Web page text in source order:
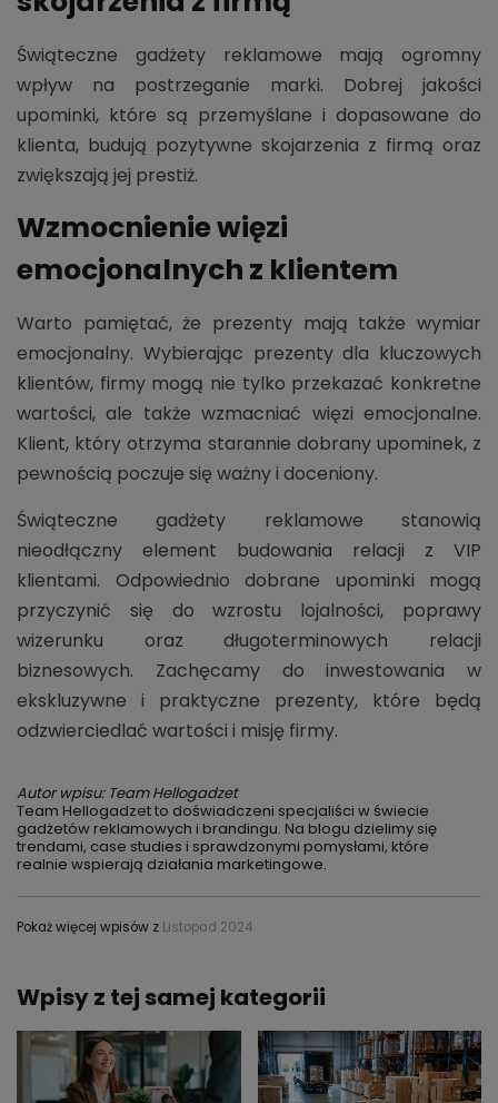
Świąteczne gadżety reklamowe mają ogromny
wpływ na postrzeganie marki. Dobrej jakości
upominki, które są przemyślane i dopasowane do
klienta, budują pozytywne skojarzenia z firmą oraz
zwiększają jej prestiż.
Wzmocnienie więzi
emocjonalnych z klientem
Warto pamiętać, że prezenty mają także wymiar
emocjonalny. Wybierając prezenty dla kluczowych
klientów, firmy mogą nie tylko przekazać konkretne
wartości, ale także wzmacniać więzi emocjonalne.
Klient, który otrzyma starannie dobrany upominek, z
pewnością poczuje się ważny i doceniony.
Świąteczne gadżety reklamowe stanowią
nieodłączny element budowania relacji z VIP
klientami. Odpowiednio dobrane upominki mogą
przyczynić się do wzrostu lojalności, poprawy
wizerunku oraz długoterminowych relacji
biznesowych. Zachęcamy do inwestowania w
ekskluzywne i praktyczne prezenty, które będą
odzwierciedlać wartości i misję firmy.
Autor wpisu: Team Hellogadzet
Team Hellogadzet to doświadczeni specjaliści w świecie
gadżetów reklamowych i brandingu. Na blogu dzielimy się
trendami, case studies i sprawdzonymi pomysłami, które
realnie wspierają działania marketingowe.
Pokaż więcej wpisów z Listopad 2024
Wpisy z tej samej kategorii